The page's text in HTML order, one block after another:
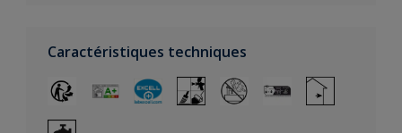
Caractéristiques techniques